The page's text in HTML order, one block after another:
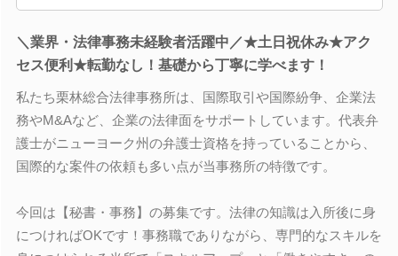
＼業界・法律事務未経験者活躍中／★土日祝休み★アク
セス便利★転勤なし！基礎から丁寧に学べます！
私たち栗林総合法律事務所は、国際取引や国際紛争、企業法
務やM&Aなど、企業の法律面をサポートしています。代表弁
護士がニューヨーク州の弁護士資格を持っていることから、
国際的な案件の依頼も多い点が当事務所の特徴です。
今回は【秘書・事務】の募集です。法律の知識は入所後に身
につければOKです！事務職でありながら、専門的なスキルを